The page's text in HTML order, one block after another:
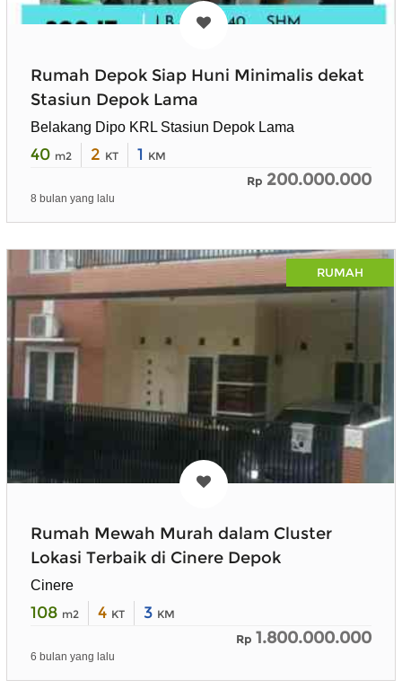
Rumah Depok Siap Huni Minimalis dekat
Stasiun Depok Lama
Belakang Dipo KRL Stasiun Depok Lama
40 m2 2 KT 1 KM
Rp 200.000.000
8 bulan yang lalu
RUMAH
Rumah Mewah Murah dalam Cluster
Lokasi Terbaik di Cinere Depok
Cinere
108 m2 4 KT 3 KM
Rp 1.800.000.000
6 bulan yang lalu